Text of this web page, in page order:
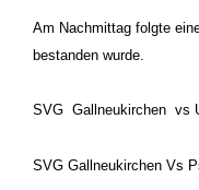
Am Nachmittag folgte
bestanden wurde.
SVG
SVG